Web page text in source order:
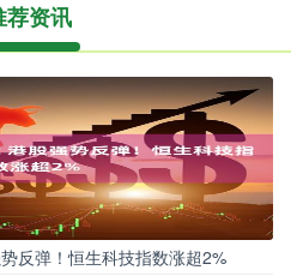
荐资讯
反弹！恒生科技指数涨超2%